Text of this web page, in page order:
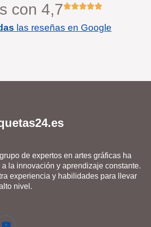
con 4,7
las reseñas en Google
de expertos en artes gráficas ha
la innovación y aprendizaje constante.
experiencia y habilidades para llevar
nivel.